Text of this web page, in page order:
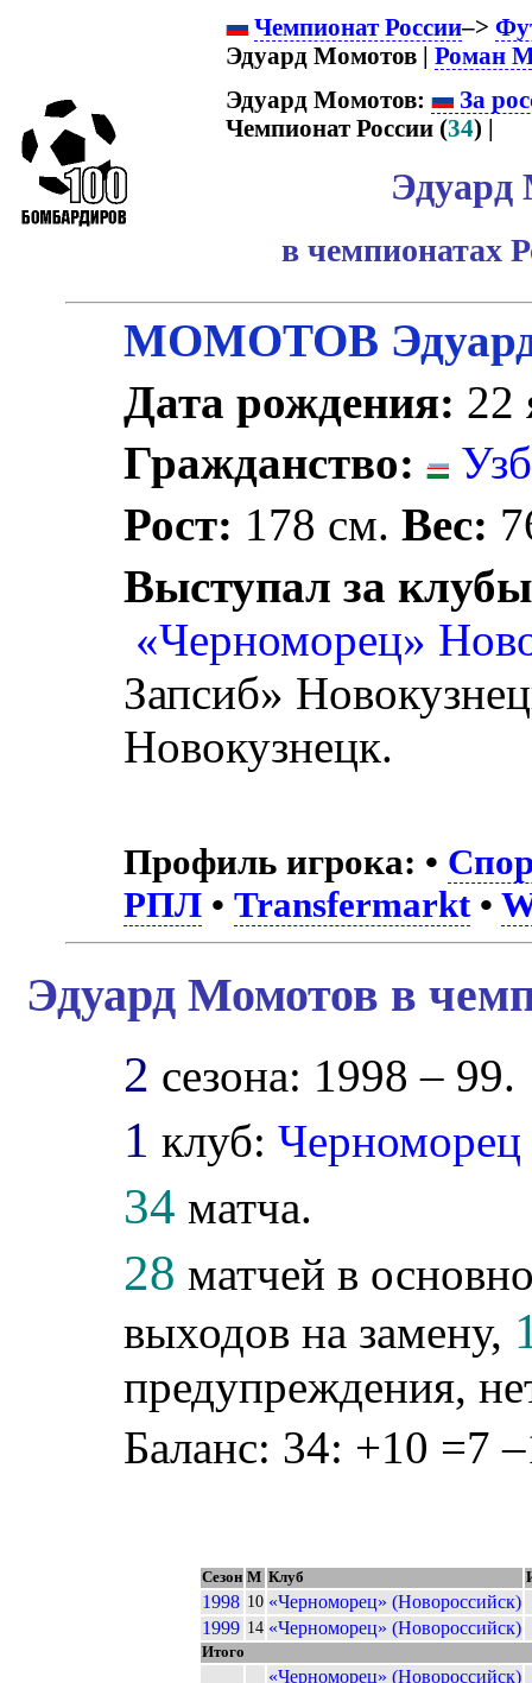
Чемпионат России–>
Эдуард Момотов |Роман
Эдуард Момотов:
За
Чемпионат России (34) |
Эдуард
в чемпионатах
МОМОТОВ Эдуард
Дата рождения: 22
Гражданство:
Рост: 178 см.Вес:
Выступал за
«Черноморец»
Запсиб»
Новокузнецк.
Профиль игрока: •
РПЛ •Transfermarkt•
Эдуард Момотов в
2 сезона: 1998 – 99.
1 клуб:Черноморец
34 матча.
28 матчей в
выходов на замену,
предупреждения,
Баланс: 34: +10 =7
Сезон М Клуб
1998 10 «Черноморец» (Новороссийск)
1999 14 «Черноморец» (Новороссийск)
Итого
«Черноморец» (Новороссийск)